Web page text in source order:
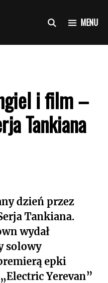
MENU
i film –
Tankiana
dzień przez
Tankiana.
wydał
solowy
epki
Yerevan”